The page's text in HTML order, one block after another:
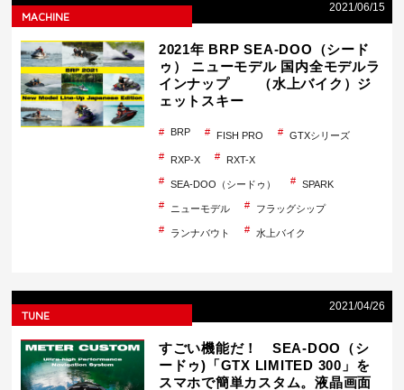
2021/06/15
MACHINE
2021年 BRP SEA-DOO（シード
ゥ） ニューモデル 国内全モデルラ
インナップ （水上バイク）ジ
ェットスキー
BRP FISH PRO GTXシリーズ
RXP-X RXT-X
SEA-DOO（シードゥ） SPARK
ニューモデル フラッグシップ
ランナバウト 水上バイク
2021/04/26
TUNE
すごい機能だ！ SEA-DOO（シ
ードゥ)「GTX LIMITED 300」を
スマホで簡単カスタム。液晶画面